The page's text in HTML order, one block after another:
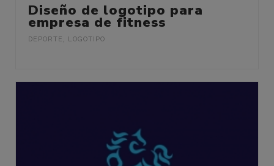
Diseño de logotipo para
empresa de fitness
DEPORTE , LOGOTIPO